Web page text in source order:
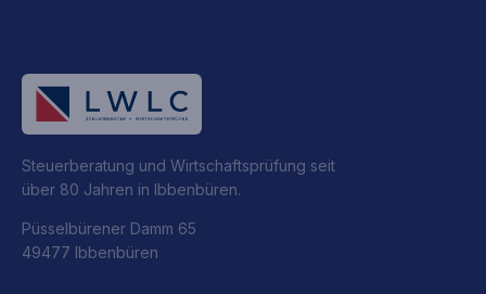
Steuerberatung und Wirtschaftsprüfung seit
über 80 Jahren in Ibbenbüren.
Püsselbürener Damm 65
49477 Ibbenbüren